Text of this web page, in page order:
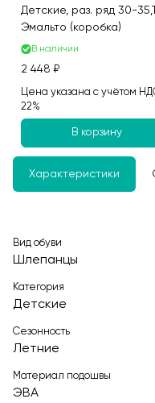
Детские, раз. ряд 30-
Эмальто (коробка)
В наличии
2 448 ₽
Цена указана с учётом
22%
В корзину
Характеристики
Вид обуви
Шлепанцы
Категория
Детские
Сезонность
Летние
Материал подошвы
ЭВА